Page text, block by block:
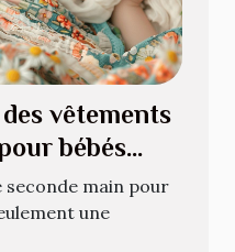
vêtements
bébés
seconde main pour
une